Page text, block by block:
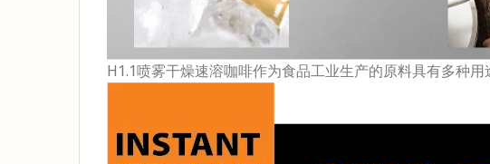
H1.1喷雾干燥速溶咖啡作为食品工业生产的原料具有多种